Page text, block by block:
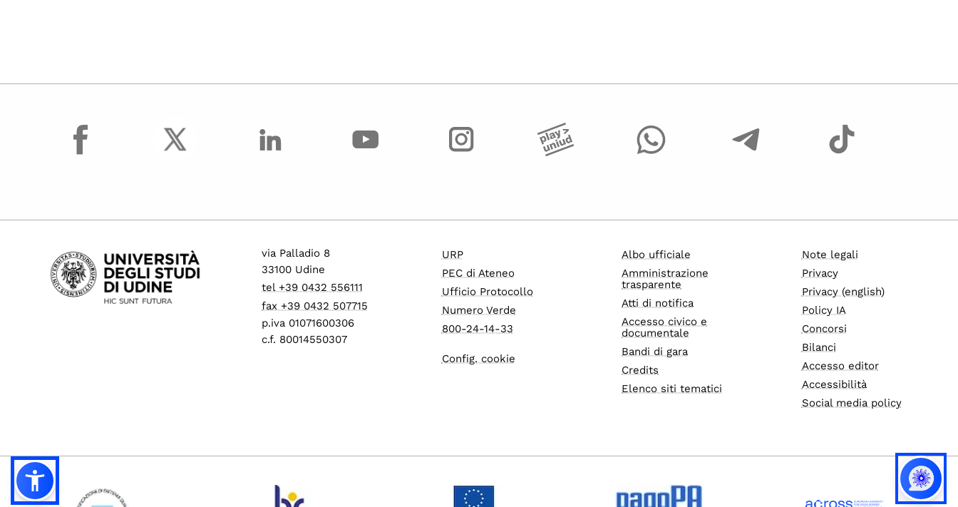
facebook
via Palladio 8
33100 Udine
tel +39 0432 556111
fax +39 0432 507715
p.iva 01071600306
c.f. 80014550307
URP
PEC di Ateneo
Ufficio Protocollo
Numero Verde
800-24-14-33
Config. cookie
Albo ufficiale
Amministrazione
trasparente
Atti di notifica
Accesso civico e
documentale
Bandi di gara
Credits
Elenco siti tematici
Note legali
Privacy
Privacy (english)
Policy IA
Concorsi
Bilanci
Accesso editor
Accessibilità
Social media policy